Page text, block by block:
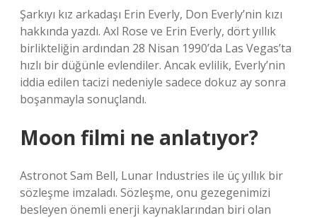
Şarkıyı kız arkadaşı Erin Everly, Don Everly’nin kızı
hakkında yazdı. Axl Rose ve Erin Everly, dört yıllık
birlikteliğin ardından 28 Nisan 1990’da Las Vegas’ta
hızlı bir düğünle evlendiler. Ancak evlilik, Everly’nin
iddia edilen tacizi nedeniyle sadece dokuz ay sonra
boşanmayla sonuçlandı.
Moon filmi ne anlatıyor?
Astronot Sam Bell, Lunar Industries ile üç yıllık bir
sözleşme imzaladı. Sözleşme, onu gezegenimizi
besleyen önemli enerji kaynaklarından biri olan